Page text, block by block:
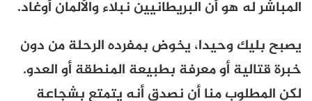
المباشر له هو أن البريطانيين نبلاء والألمان أوغاد.
يصبح بليك وحيدا، يخوض بمفرده الرحلة من دون
خبرة قتالية أو معرفة بطبيعة المنطقة أو العدو.
لكن المطلوب منا أن نصدق أنه يتمتع بشجاعة